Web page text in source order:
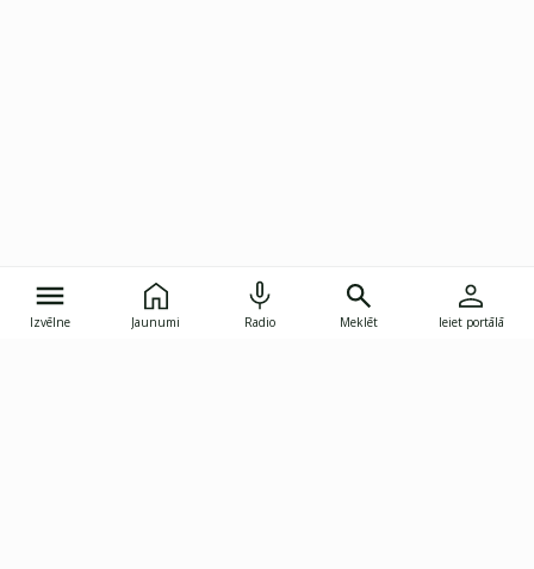
Izvēlne Jaunumi Radio Meklēt Ieiet portālā